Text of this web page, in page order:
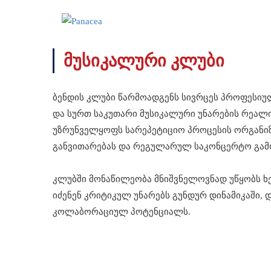
მუსიკალური კლუბი
ბენდის კლუბი წარმოადგენს სივრცეს
და სურთ საკუთარი მუსიკალური უნარების
უზრუნველყოფს სარეპეტიციო პროცესის
განვითარებას და რეგულარულ საკონცერტო
კლუბში მონაწილეობა მნიშვნელოვნად უწყობს
იძენენ კრიტიკულ უნარებს გუნდურ
კოლაბორაციულ პოტენციალს.